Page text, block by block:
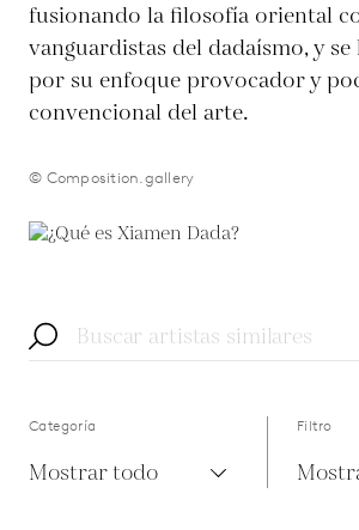
fusionando la filosofía oriental
vanguardistas del dadaísmo, y
por su enfoque provocador y
convencional del arte.
© Composition.gallery
Categoría
Mostrar todo
Filtro